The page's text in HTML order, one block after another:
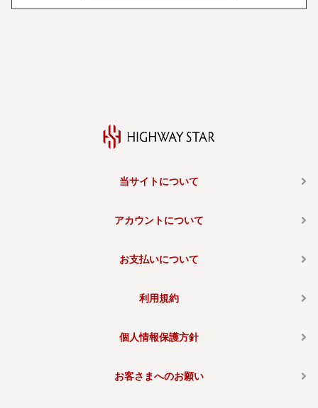
当サイトについて
アカウントについて
お支払いについて
利用規約
個人情報保護方針
お客さまへのお願い